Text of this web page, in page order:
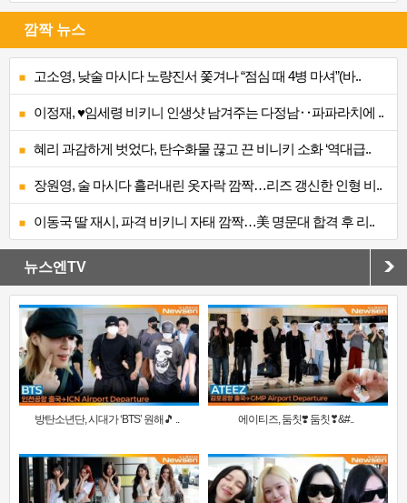
깜짝 뉴스
고소영, 낮술 마시다 노량진서 쫓겨나 “점심 때 4병 마셔”(바..
이정재, ♥임세령 비키니 인생샷 남겨주는 다정남‥파파라치에 ..
혜리 과감하게 벗었다, 탄수화물 끊고 끈 비니키 소화 ‘역대급..
장원영, 술 마시다 흘러내린 옷자락 깜짝…리즈 갱신한 인형 비..
이동국 딸 재시, 파격 비키니 자태 깜짝…美 명문대 합격 후 리..
뉴스엔TV
방탄소년단, 시대가 ‘BTS’ 원해🎵 .. 에이티즈, 둠칫❣️ 둠칫❣&#..